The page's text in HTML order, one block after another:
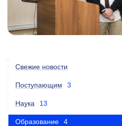
Свежие новости
Поступающим 3
Наука 13
Образование 4